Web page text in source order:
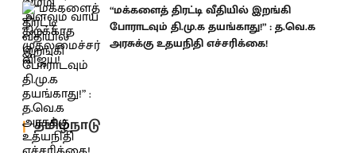
“மக்களைத் திரட்டி வீதியில் இறங்கி
போராடவும் தி.மு.க தயங்காது!” : த.வெ.க
அரசுக்கு உதயநிதி எச்சரிக்கை!
தமிழ்நாடு